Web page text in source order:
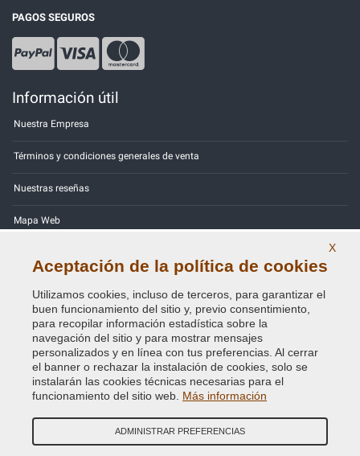
PAGOS SEGUROS
Información útil
Nuestra Empresa
Términos y condiciones generales de venta
Nuestras reseñas
Mapa Web
Política de Privacidad - RGPD
Copyright © 2014 - 2026. All Rights Reserved.
Credits:E-COMIT
X
Aceptación de la política de cookies
Utilizamos cookies, incluso de terceros, para garantizar el
buen funcionamiento del sitio y, previo consentimiento,
para recopilar información estadística sobre la
navegación del sitio y para mostrar mensajes
personalizados y en línea con tus preferencias. Al cerrar
el banner o rechazar la instalación de cookies, solo se
instalarán las cookies técnicas necesarias para el
funcionamiento del sitio web. Más información
ADMINISTRAR PREFERENCIAS